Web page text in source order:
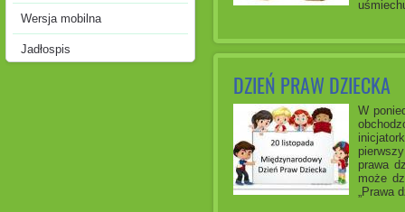
Wersja mobilna
Jadłospis
DZIEŃ PRAW DZIECKA
W
prawa
może
„Prawa